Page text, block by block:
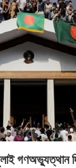
গণঅভ্যুত্থান